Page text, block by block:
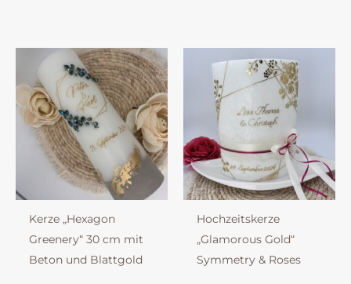
Kerze „Hexagon
Greenery“ 30 cm mit
Beton und Blattgold
Hochzeitskerze
„Glamorous Gold“
Symmetry & Roses